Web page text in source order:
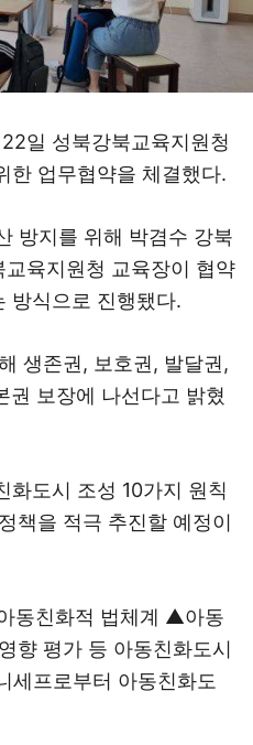
일 성북강북교육지원청
한 업무협약을 체결했다.
방지를 위해 박겸수 강북
육지원청 교육장이 협약
방식으로 진행됐다.
생존권, 보호권, 발달권,
권 보장에 나선다고 밝혔
화도시 조성 10가지 원칙
책을 적극 추진할 예정이
동친화적 법체계 ▲아동
향 평가 등 아동친화도시
세프로부터 아동친화도